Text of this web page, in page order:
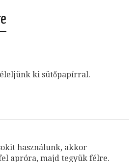
ki sütőpapírral.
használunk, akkor
apróra, majd tegyük félre.